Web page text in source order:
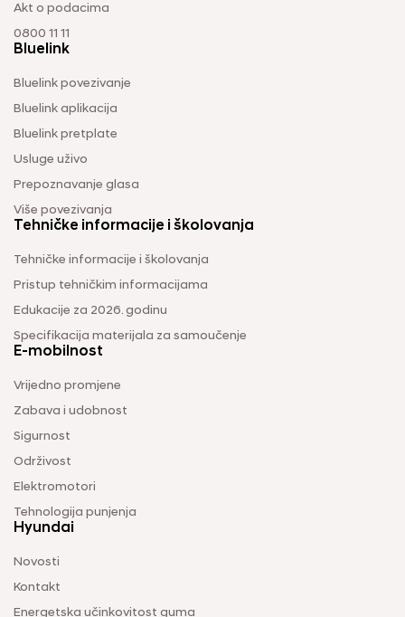
Akt o podacima
0800 11 11
Bluelink
Bluelink povezivanje
Bluelink aplikacija
Bluelink pretplate
Usluge uživo
Prepoznavanje glasa
Više povezivanja
Tehničke informacije i školovanja
Tehničke informacije i školovanja
Pristup tehničkim informacijama
Edukacije za 2026. godinu
Specifikacija materijala za samoučenje
E-mobilnost
Vrijedno promjene
Zabava i udobnost
Sigurnost
Održivost
Elektromotori
Tehnologija punjenja
Hyundai
Novosti
Kontakt
Energetska učinkovitost guma